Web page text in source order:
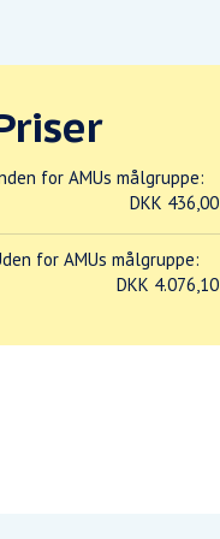
for AMUs målgruppe:
DKK 436,00
for AMUs målgruppe:
DKK 4.076,10